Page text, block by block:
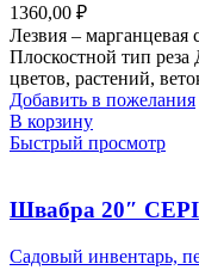
1360,00 ₽
Лезвия – марганцевая
Плоскостной тип реза
цветов, растений,
Добавить в пожелания
В корзину
Быстрый просмотр
Швабра 20″
Садовый инвентарь,